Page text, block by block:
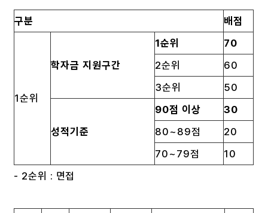
구분 배점
1순위
학자금 지원구간
1순위
70
2순위
60
3순위
50
성적기준
90점 이상
30
80~89점
20
70~79점
10
- 2순위 : 면접